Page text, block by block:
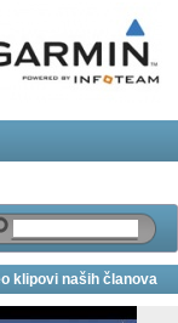
klipovi naših članova